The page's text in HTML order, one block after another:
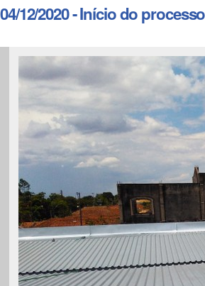
04/12/2020 - Início do